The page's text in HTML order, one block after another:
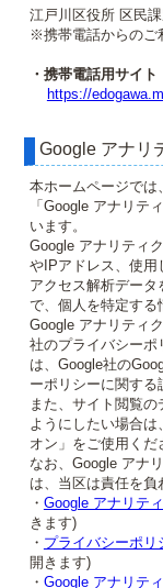
江戸川区役所 区民
※携帯電話からのご
・携帯電話用サイト
https://
Google アナリ
本ホームページでは
「Google アナリテ
います。
Google アナリティ
やIPアドレス、使用
アクセス解析デー
で、個人を特定する
Google アナリティ
社のプライバシーポ
は、Google社の
ーポリシーに関する
また、サイト閲覧
ようにしたい場合
オン」をご使用くだ
なお、Google アナ
は、当区は責任を負
・ Google アナリテ
きます)
・ プライバシーポリ
開きます)
・ Google アナリテ